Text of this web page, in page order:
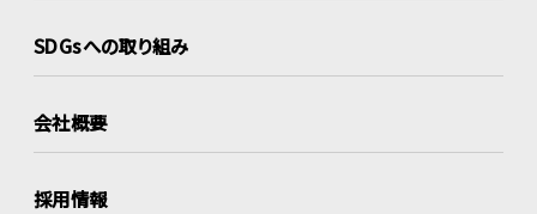
SDGsへの取り組み
会社概要
採用情報